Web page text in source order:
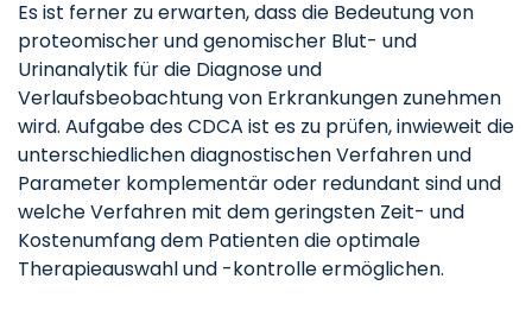
Es ist ferner zu erwarten, dass die Bedeutung von
proteomischer und genomischer Blut- und
Urinanalytik für die Diagnose und
Verlaufsbeobachtung von Erkrankungen zunehmen
wird. Aufgabe des CDCA ist es zu prüfen, inwieweit die
unterschiedlichen diagnostischen Verfahren und
Parameter komplementär oder redundant sind und
welche Verfahren mit dem geringsten Zeit- und
Kostenumfang dem Patienten die optimale
Therapieauswahl und -kontrolle ermöglichen.